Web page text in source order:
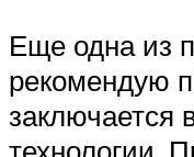
Еще одна из
рекомендую
заключается
технологии.